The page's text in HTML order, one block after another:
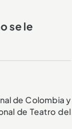
se le
de Colombia y
de Teatro del